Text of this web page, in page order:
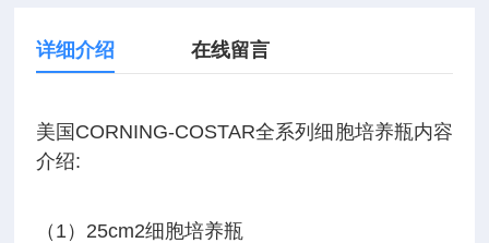
详细介绍 在线留言
美国CORNING-COSTAR全系列细胞培养瓶内容
介绍:
（1）25cm2细胞培养瓶